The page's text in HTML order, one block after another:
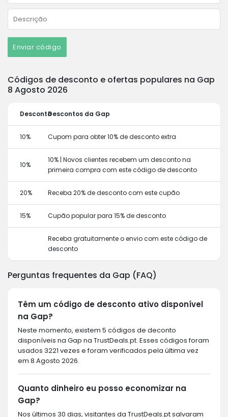
Enviar código
Códigos de desconto e ofertas populares na Gap
8 Agosto 2026
DescontoDescontos da Gap
10% Cupom para obter 10% de desconto extra
10%
10% | Novos clientes recebem um desconto na
primeira compra com este código de desconto
20% Receba 20% de desconto com este cupão
15% Cupão popular para 15% de desconto
Receba gratuitamente o envio com este código de
desconto
Perguntas frequentes da Gap (FAQ)
Têm um código de desconto ativo disponível
na Gap?
Neste momento, existem 5 códigos de deconto
disponíveis na Gap na TrustDeals.pt. Esses códigos foram
usados 3221 vezes e foram verificados pela última vez
em 8 Agosto 2026.
Quanto dinheiro eu posso economizar na
Gap?
Nos últimos 30 dias, visitantes da TrustDeals.pt salvaram